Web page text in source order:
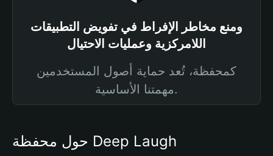
ومنع مخاطر الإفراط في تفويض التطبيقات
اللامركزية وعمليات الاحتيال
كمحفظة، تُعد حماية أصول المستخدمين
مهمتنا الأساسية.
حول محفظة Deep Laugh